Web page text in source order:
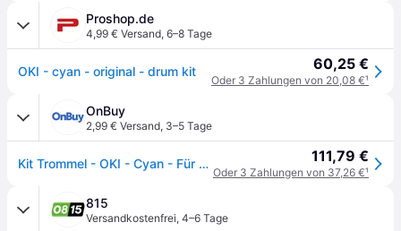
Proshop.de
4,99 € Versand, 6–8 Tage
OKI - cyan - original - drum kit 60,25 €
Oder 3 Zahlungen von 20,08 €¹
OnBuy
2,99 € Versand, 3–5 Tage
Kit Trommel - OKI - Cyan - Für OKI MC563dn, MC563dnw, MC573dn, C532dn, 542dn - Reichweite bis zu 30000 Seiten 111,79 €
Oder 3 Zahlungen von 37,26 €¹
815
Versandkostenfrei, 4–6 Tage